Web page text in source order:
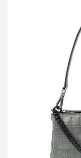
ザ ラストアートプ
SAGE ク